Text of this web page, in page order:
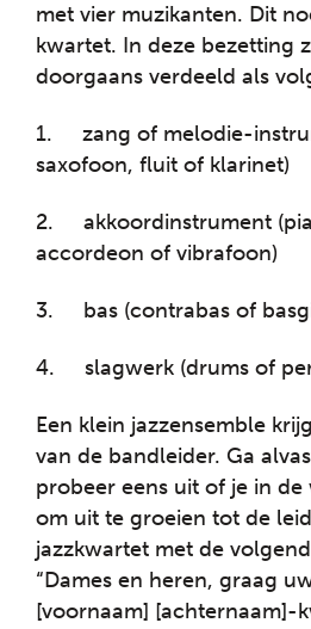
met vier muzikanten. Dit
kwartet. In deze bezetting
doorgaans verdeeld als
1. zang of melodie-
saxofoon, fluit of klarinet)
2. akkoordinstrument
accordeon of vibrafoon)
3. bas (contrabas of
4. slagwerk (drums of
Een klein jazzensemble
van de bandleider. Ga
probeer eens uit of je in
om uit te groeien tot de
jazzkwartet met de
“Dames en heren, graag
[voornaam] [achternaam]-